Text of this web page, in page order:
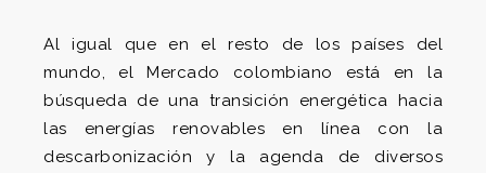
Al igual que en el resto de los países del
mundo, el Mercado colombiano está en la
búsqueda de una transición energética hacia
las energías renovables en línea con la
descarbonización y la agenda de diversos